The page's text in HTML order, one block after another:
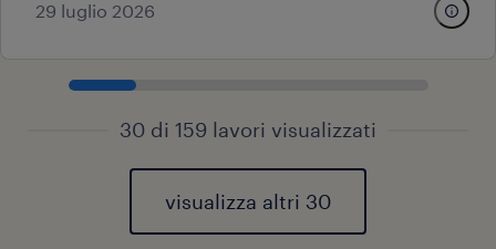
29 luglio 2026
30 di 159 lavori visualizzati
visualizza altri 30